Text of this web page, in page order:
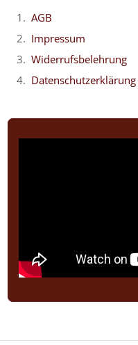
AGB
Impressum
Widerrufsbelehrung
Datenschutzerklärung